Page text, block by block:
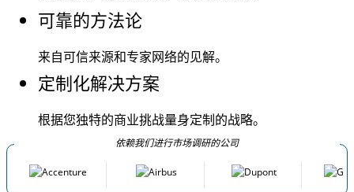
可靠的方法论
来自可信来源和专家网络的见解。
定制化解决方案
根据您独特的商业挑战量身定制的战略。
依赖我们进行市场调研的公司